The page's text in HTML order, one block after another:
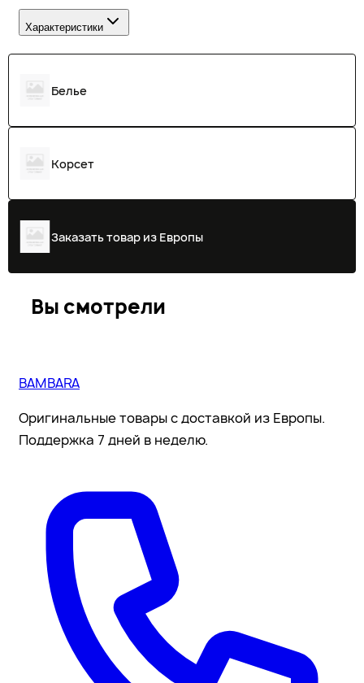
Характеристики
Белье
Корсет
Заказать товар из Европы
Вы смотрели
BAMBARA
Оригинальные товары с доставкой из Европы.
Поддержка 7 дней в неделю.